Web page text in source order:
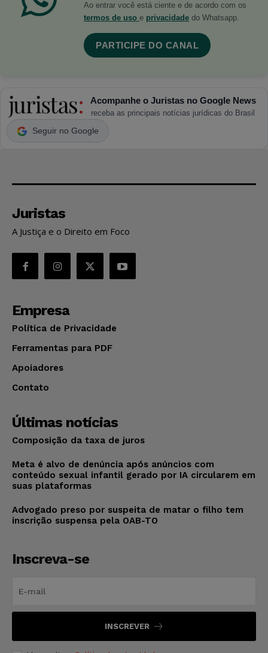
Ao entrar você está ciente e de acordo com os
termos de uso e privacidade do Whatsapp.
PARTICIPE DO CANAL
Acompanhe o Juristas no Google News
receba as principais notícias jurídicas do Brasil
Seguir no Google
Juristas
A Justiça e o Direito em Foco
Empresa
Política de Privacidade
Ferramentas para PDF
Apoiadores
Contato
Últimas notícias
Composição da taxa de juros
Meta é alvo de denúncia após anúncios com
conteúdo sexual infantil gerado por IA circularem em
suas plataformas
Advogado preso por suspeita de matar o filho tem
inscrição suspensa pela OAB-TO
Inscreva-se
INSCREVER